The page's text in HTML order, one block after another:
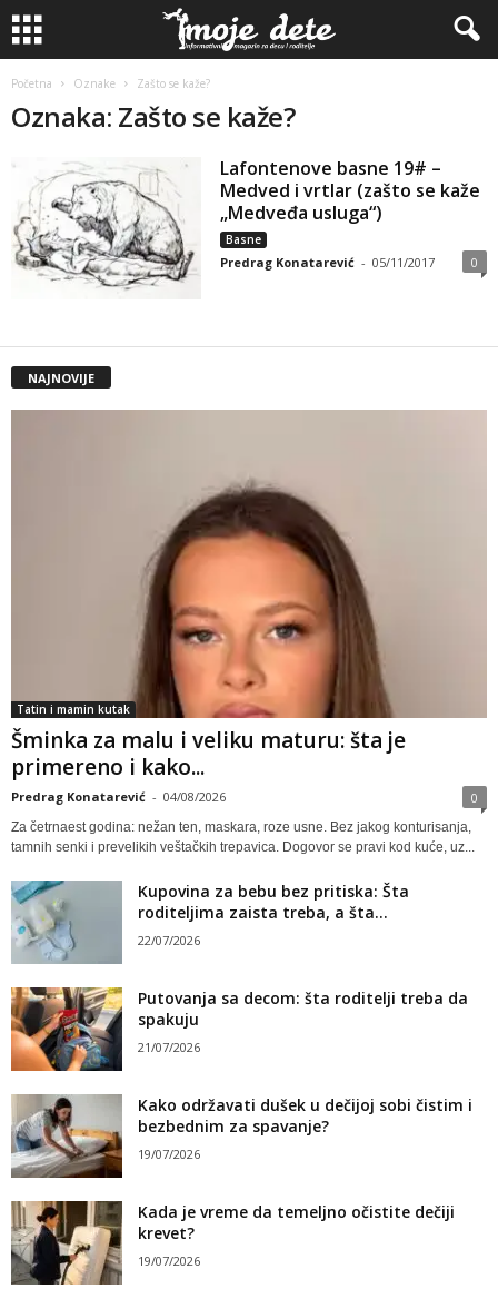
Početna Oznake Zašto se kaže?
Oznaka: Zašto se kaže?
Lafontenove basne 19# –
Medved i vrtlar (zašto se kaže
„Medveđa usluga“)
Basne
Predrag Konatarević - 05/11/2017 0
NAJNOVIJE
Tatin i mamin kutak
Šminka za malu i veliku maturu: šta je
primereno i kako...
Predrag Konatarević - 04/08/2026 0
Za četrnaest godina: nežan ten, maskara, roze usne. Bez jakog konturisanja,
tamnih senki i prevelikih veštačkih trepavica. Dogovor se pravi kod kuće, uz...
Kupovina za bebu bez pritiska: Šta
roditeljima zaista treba, a šta...
22/07/2026
Putovanja sa decom: šta roditelji treba da
spakuju
21/07/2026
Kako održavati dušek u dečijoj sobi čistim i
bezbednim za spavanje?
19/07/2026
Kada je vreme da temeljno očistite dečiji
krevet?
19/07/2026